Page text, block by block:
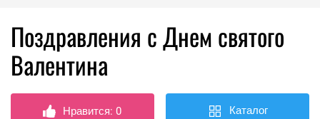
Поздравления с Днем святого
Валентина
Нравится:0 Каталог